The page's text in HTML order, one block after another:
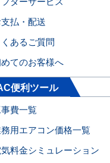
払・配送
くあるご質問
てのお客様へ
便利ツール
費一覧
用エアコン価格一覧
料金シミュレーション